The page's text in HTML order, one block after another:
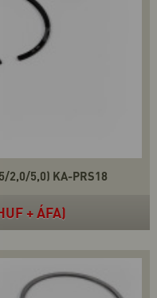
2,0/5,0) KA-PRS18
+ ÁFA)